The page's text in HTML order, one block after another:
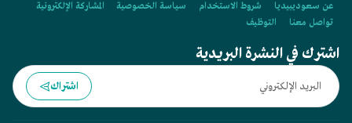
عن سعوديبيديا شروط الاستخدام سياسة الخصوصية
المشاركة الإلكترونية
تواصل معنا
التوظيف
اشترك في النشرة البريدية
اشتراك